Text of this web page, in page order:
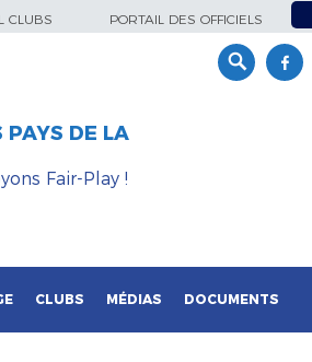
CLUBS PORTAIL DES OFFICIELS
PAYS DE LA
Fair-Play !
CLUBS MÉDIAS DOCUMENTS